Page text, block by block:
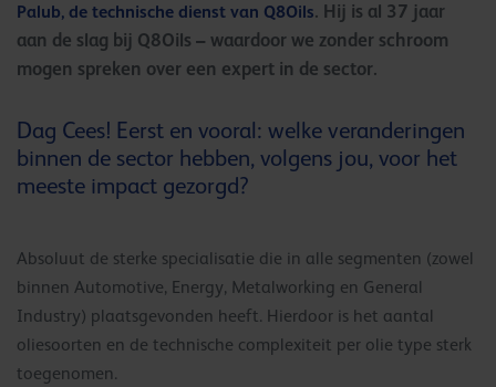
Palub, de technische dienst van Q8Oils. Hij is al 37 jaar
aan de slag bij Q8Oils – waardoor we zonder schroom
mogen spreken over een expert in de sector.
Dag Cees! Eerst en vooral: welke veranderingen
binnen de sector hebben, volgens jou, voor het
meeste impact gezorgd?
Absoluut de sterke specialisatie die in alle segmenten (zowel
binnen Automotive, Energy, Metalworking en General
Industry) plaatsgevonden heeft. Hierdoor is het aantal
oliesoorten en de technische complexiteit per olie type sterk
toegenomen.